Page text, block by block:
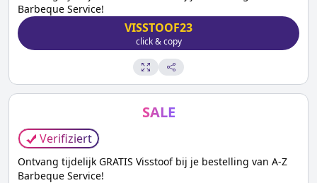
Barbeque Service!
VISSTOOF23
click & copy
SALE
Verifiziert
Ontvang tijdelijk GRATIS Visstoof bij je bestelling van A-Z
Barbeque Service!